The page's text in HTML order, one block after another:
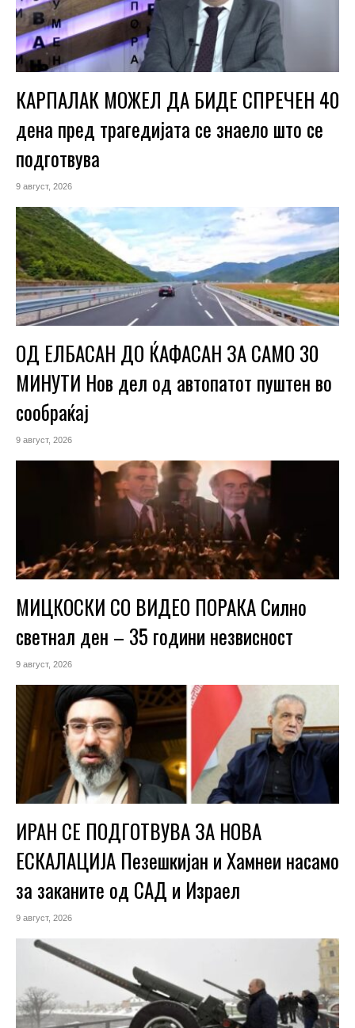
КАРПАЛАК МОЖЕЛ ДА БИДЕ СПРЕЧЕН 40
дена пред трагедијата се знаело што се
подготвува
9 август, 2026
ОД ЕЛБАСАН ДО ЌАФАСАН ЗА САМО 30
МИНУТИ Нов дел од автопатот пуштен во
сообраќај
9 август, 2026
МИЦКОСКИ СО ВИДЕО ПОРАКА Силно
светнал ден – 35 години незвисност
9 август, 2026
ИРАН СЕ ПОДГОТВУВА ЗА НОВА
ЕСКАЛАЦИЈА Пезешкијан и Хамнеи насамо
за заканите од САД и Израел
9 август, 2026